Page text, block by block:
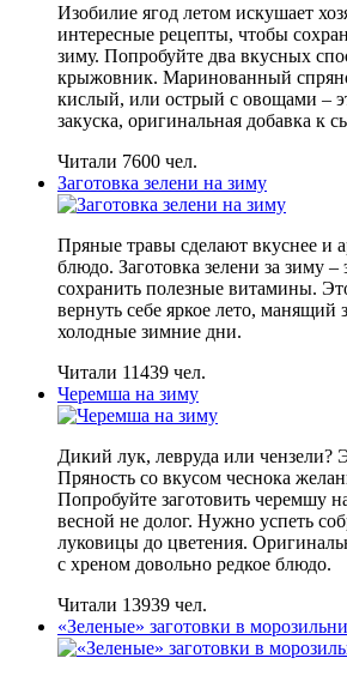
Изобилие ягод летом искушает
интересные рецепты, чтобы
зиму. Попробуйте два вкусных
крыжовник. Маринованный
кислый, или острый с овощами –
закуска, оригинальная добавка к
Читали 7600 чел.
Заготовка зелени на зиму
Пряные травы сделают вкуснее и
блюдо. Заготовка зелени за зиму –
сохранить полезные витамины.
вернуть себе яркое лето, манящий
холодные зимние дни.
Читали 11439 чел.
Черемша на зиму
Дикий лук, левруда или чензели?
Пряность со вкусом чеснока
Попробуйте заготовить черемшу
весной не долог. Нужно успеть
луковицы до цветения.
с хреном довольно редкое блюдо.
Читали 13939 чел.
«Зеленые» заготовки в